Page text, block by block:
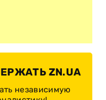
ZN.UA
независимую